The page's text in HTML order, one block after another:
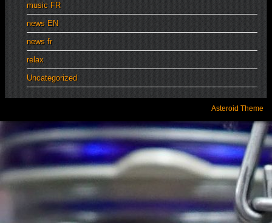
music FR
news EN
news fr
relax
Uncategorized
Asteroid Theme